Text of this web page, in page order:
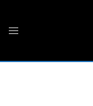
content
Toggle